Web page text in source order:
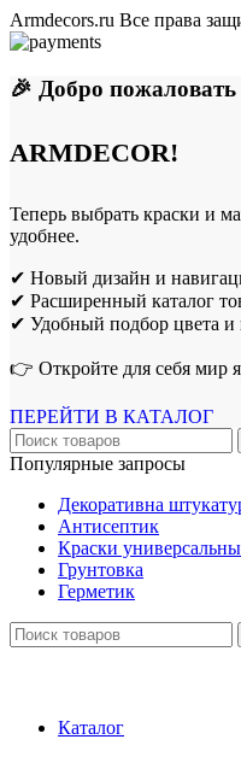
Armdecors.ru Все права
🎉 Добро
ARMDECOR!
Теперь выбрать краски и
удобнее.
✔ Новый дизайн и
✔ Расширенный каталог
✔ Удобный подбор цвета и
👉 Откройте для себя мир
ПЕРЕЙТИ В КАТАЛОГ
Популярные запросы
Декоративна
Антисептик
Краски
Грунтовка
Герметик
Каталог